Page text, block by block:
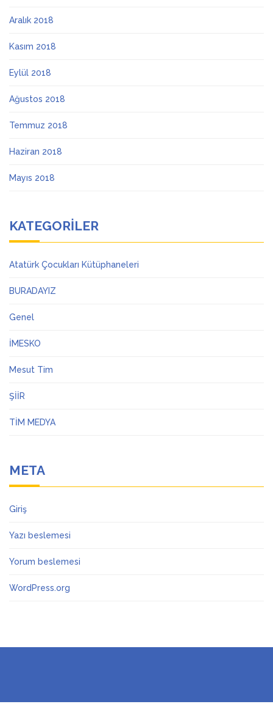
Aralık 2018
Kasım 2018
Eylül 2018
Ağustos 2018
Temmuz 2018
Haziran 2018
Mayıs 2018
KATEGORILER
Atatürk Çocukları Kütüphaneleri
BURADAYIZ
Genel
İMESKO
Mesut Tim
ŞİİR
TİM MEDYA
META
Giriş
Yazı beslemesi
Yorum beslemesi
WordPress.org